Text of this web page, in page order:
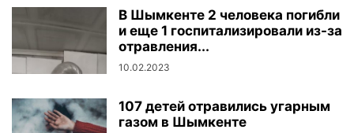
В Шымкенте 2 человека погибли
и еще 1 госпитализировали из-за
отравления...
10.02.2023
107 детей отравились угарным
газом в Шымкенте